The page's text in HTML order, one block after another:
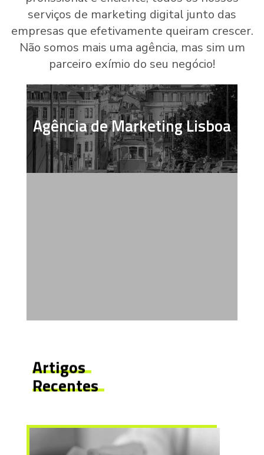
serviços de marketing digital junto das
empresas que efetivamente queiram crescer.
Não somos mais uma agência, mas sim um
parceiro exímio do seu negócio!
Agência de Marketing Lisboa
Artigos
Recentes